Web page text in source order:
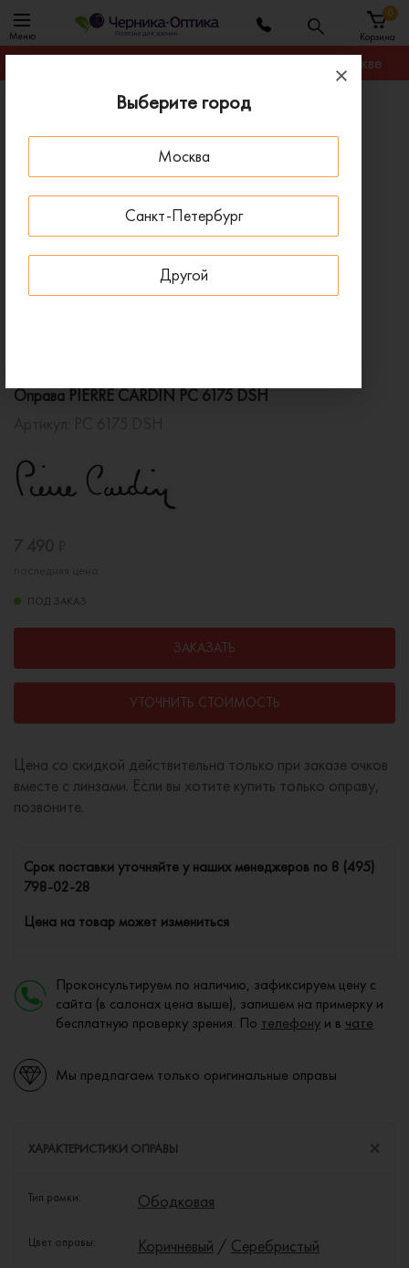
Выберите город
Москва
Санкт-Петербург
Другой
Меню Корзина
0
Гарантируем лучшую цену на любую оправу в Москве
Оправы для очков
Оправа PIERRE CARDIN PC 6175 DSH
Оправа PIERRE CARDIN PC 6175 DSH
ПОД ЗАКАЗ
ЗАКАЗАТЬ
УТОЧНИТЬ СТОИМОСТЬ
Цена со скидкой действительна только при заказе очков
вместе с линзами. Если вы хотите купить только оправу,
позвоните.
Cрок поставки уточняйте у наших менеджеров по 8 (495)
798-02-28
Цена на товар может измениться
Проконсультируем по наличию, зафиксируем цену с
сайта (в салонах цена выше), запишем на примерку и
бесплатную проверку зрения. По телефону и в чате
Мы предлагаем только оригинальные оправы
ХАРАКТЕРИСТИКИ ОПРАВЫ
Тип рамки: Ободковая
Цвет оправы: Коричневый / Серебристый
ПОД ЗАКАЗ